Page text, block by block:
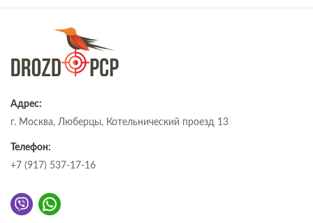
Адрес:
г. Москва, Люберцы, Котельнический проезд 13
Телефон:
+7 (917) 537-17-16